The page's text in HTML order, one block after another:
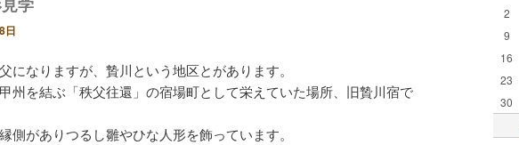
学
日
になりますが、贄川という地区とがあります。
州を結ぶ「秩父往還」の宿場町として栄えていた場所、旧贄川宿で
側がありつるし雛やひな人形を飾っています。
2
9
16
23
30